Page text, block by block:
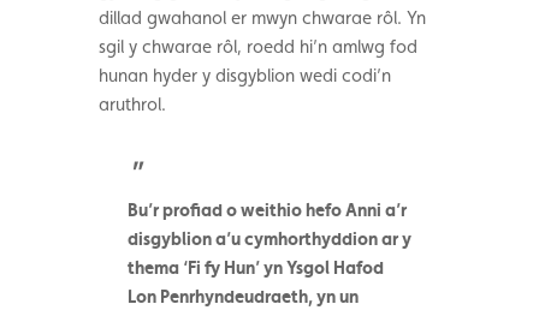
dillad gwahanol er mwyn chwarae rôl. Yn
sgil y chwarae rôl, roedd hi’n amlwg fod
hunan hyder y disgyblion wedi codi’n
aruthrol.
Bu’r profiad o weithio hefo Anni a’r
disgyblion a’u cymhorthyddion ar y
thema ‘Fi fy Hun’ yn Ysgol Hafod
Lon Penrhyndeudraeth, yn un